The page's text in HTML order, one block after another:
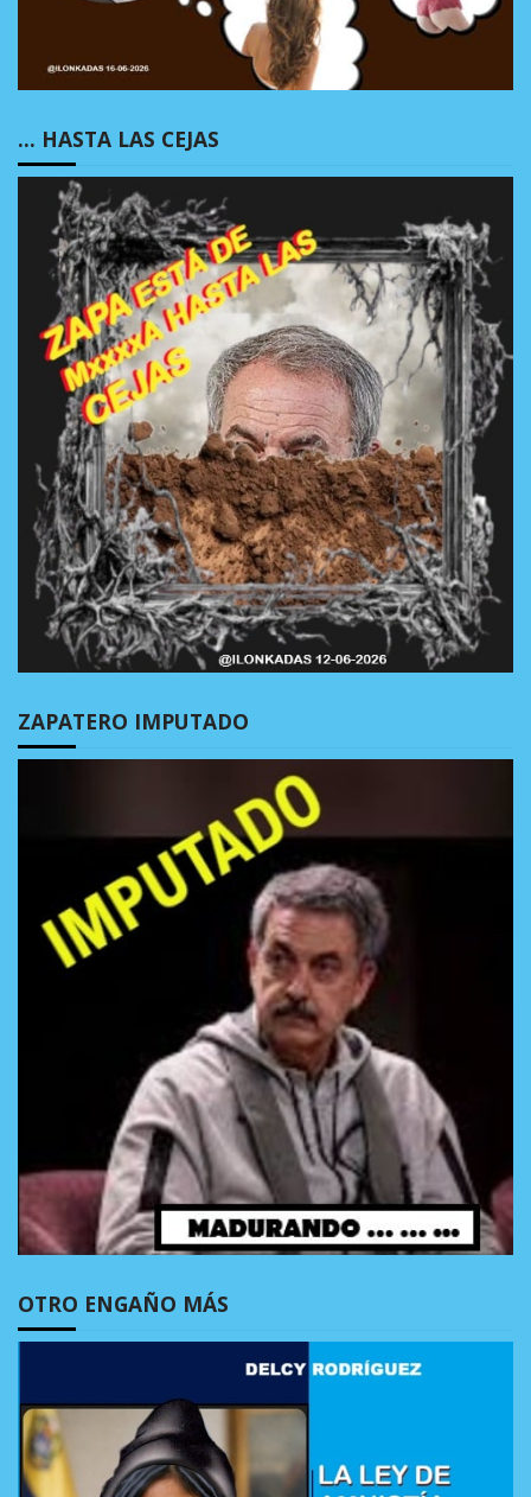
… HASTA LAS CEJAS
ZAPATERO IMPUTADO
OTRO ENGAÑO MÁS